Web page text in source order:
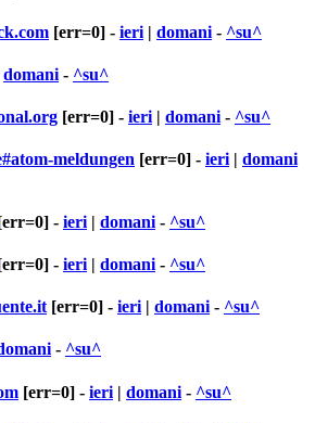
[err=0] - ieri | domani - ^su^
domani - ^su^
[err=0] - ieri | domani - ^su^
meldungen [err=0] - ieri | domani
- ieri | domani - ^su^
- ieri | domani - ^su^
[err=0] - ieri | domani - ^su^
- ^su^
[err=0] - ieri | domani - ^su^